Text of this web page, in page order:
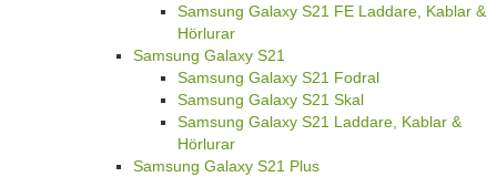
Samsung Galaxy S21 FE Laddare, Kablar &
Hörlurar
Samsung Galaxy S21
Samsung Galaxy S21 Fodral
Samsung Galaxy S21 Skal
Samsung Galaxy S21 Laddare, Kablar &
Hörlurar
Samsung Galaxy S21 Plus